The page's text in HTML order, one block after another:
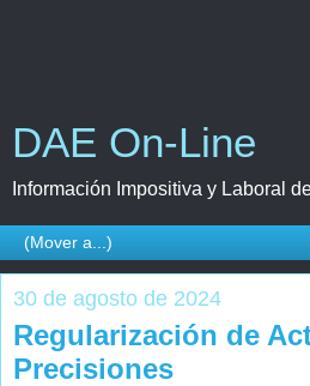
DAE On-Line
Información Impositiva y Laboral
30 de agosto de 2024
Regularización de
Precisiones